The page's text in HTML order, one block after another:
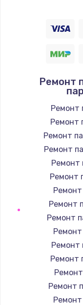
Ремонт
Ремонт
Ремонт
Ремонт
Ремонт
Ремонт
Ремонт
Ремонт
Ремонт
Ремонт
Ремонт
Ремонт
Ремонт
Ремонт
Ремонт